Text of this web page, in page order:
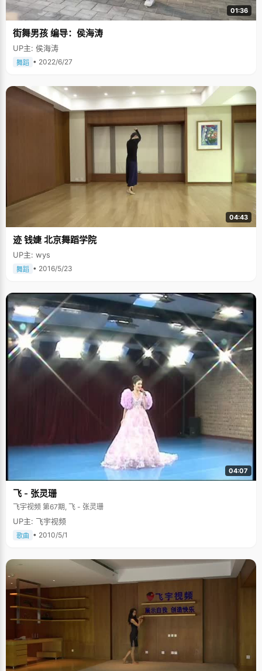
01:36
街舞男孩 编导：侯海涛
UP主: 侯海涛
舞蹈 • 2022/6/27
04:43
迹 钱婕 北京舞蹈学院
UP主: wys
舞蹈 • 2016/5/23
04:07
飞 - 张灵珊
飞宇视频 第67期, 飞 - 张灵珊
UP主: 飞宇视频
歌曲 • 2010/5/1